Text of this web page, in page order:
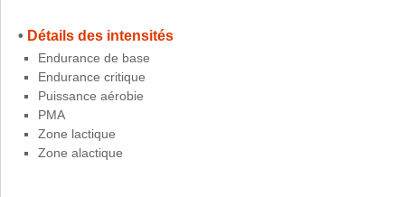
• Détails des intensités
Endurance de base
Endurance critique
Puissance aérobie
PMA
Zone lactique
Zone alactique